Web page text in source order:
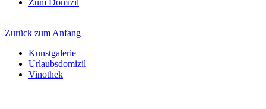
Zum Domizil
Zurück zum Anfang
Kunstgalerie
Urlaubsdomizil
Vinothek